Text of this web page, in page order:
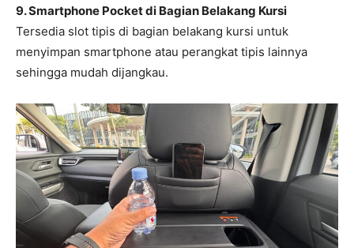
9. Smartphone Pocket di Bagian Belakang Kursi
Tersedia slot tipis di bagian belakang kursi untuk
menyimpan smartphone atau perangkat tipis lainnya
sehingga mudah dijangkau.